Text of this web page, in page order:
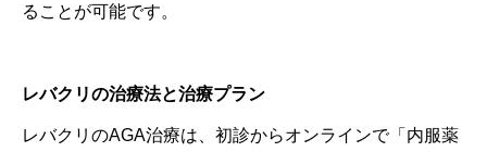
ることが可能です。
レバクリの治療法と治療プラン
レバクリのAGA治療は、初診からオンラインで「内服薬